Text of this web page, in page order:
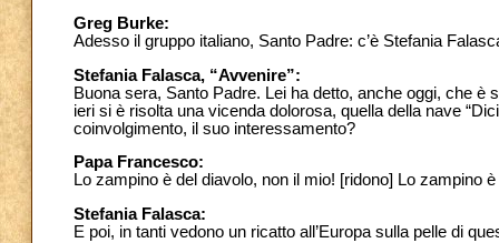
Greg Burke:
Adesso il gruppo italiano, Santo Padre: c’è Stefania
Stefania Falasca, “Avvenire”:
Buona sera, Santo Padre. Lei ha detto, anche oggi, che
ieri si è risolta una vicenda dolorosa, quella della nave
coinvolgimento, il suo interessamento?
Papa Francesco:
Lo zampino è del diavolo, non il mio! [ridono] Lo zampino
Stefania Falasca:
E poi, in tanti vedono un ricatto all’Europa sulla pelle di